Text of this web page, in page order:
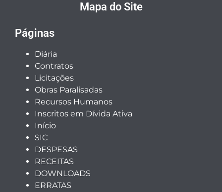
Mapa do Site
Páginas
Diária
Contratos
Licitações
Obras Paralisadas
Recursos Humanos
Inscritos em Dívida Ativa
Início
SIC
DESPESAS
RECEITAS
DOWNLOADS
ERRATAS